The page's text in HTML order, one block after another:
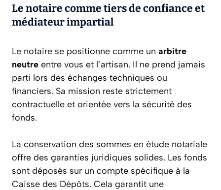
Le notaire comme tiers de confiance et
médiateur impartial
Le notaire se positionne comme un arbitre
neutre entre vous et l’artisan. Il ne prend jamais
parti lors des échanges techniques ou
financiers. Sa mission reste strictement
contractuelle et orientée vers la sécurité des
fonds.
La conservation des sommes en étude notariale
offre des garanties juridiques solides. Les fonds
sont déposés sur un compte spécifique à la
Caisse des Dépôts. Cela garantit une